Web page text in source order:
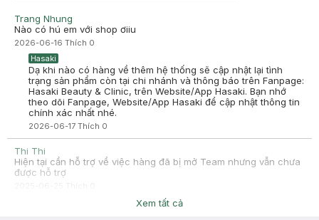
Trang Nhung
Nào có hú em với shop ơiiu
2026-06-16 Thích 0
Hasaki
Dạ khi nào có hàng về thêm hệ thống sẽ cập nhật lại tình
trạng sản phẩm còn tại chi nhánh và thông báo trên Fanpage:
Hasaki Beauty & Clinic, trên Website/App Hasaki. Bạn nhớ
theo dõi Fanpage, Website/App Hasaki để cập nhật thông tin
chính xác nhất nhé.
2026-06-17 Thích 0
Thi Thi
Hiện tại cần hỗ trợ về việc hàng đã bị mở Team nhưng vẫn chưa
được hỗ trợ
Xem tất cả